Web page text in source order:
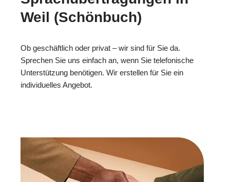
Weil (Schönbuch)
Ob geschäftlich oder privat – wir sind für Sie da.
Sprechen Sie uns einfach an, wenn Sie telefonische
Unterstützung benötigen. Wir erstellen für Sie ein
individuelles Angebot.